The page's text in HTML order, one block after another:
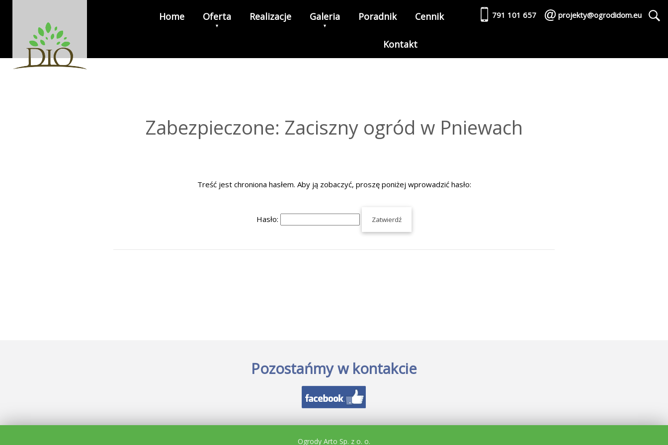
791 101 657 projekty@ogrodidom.eu
Home Oferta Realizacje Galeria Poradnik Cennik
Kontakt
Zabezpieczone: Zaciszny ogród w Pniewach
Treść jest chroniona hasłem. Aby ją zobaczyć, proszę poniżej wprowadzić hasło:
Hasło:
Pozostańmy w kontakcie
Ogrody Arto Sp. z o. o.